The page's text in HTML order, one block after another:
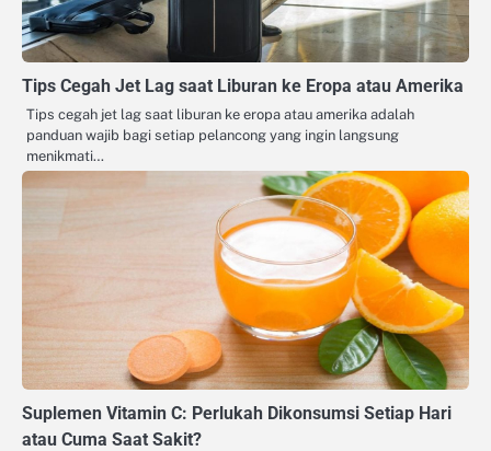
Tips Cegah Jet Lag saat Liburan ke Eropa atau Amerika
Tips cegah jet lag saat liburan ke eropa atau amerika adalah
panduan wajib bagi setiap pelancong yang ingin langsung
menikmati…
Suplemen Vitamin C: Perlukah Dikonsumsi Setiap Hari
atau Cuma Saat Sakit?